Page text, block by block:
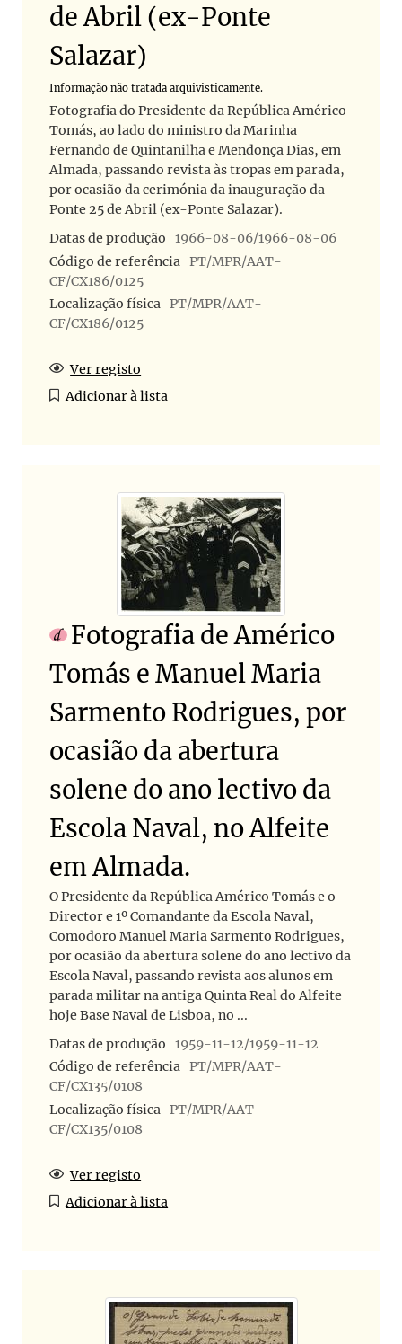
de Abril (ex-Ponte
Salazar)
Informação não tratada arquivisticamente.
Fotografia do Presidente da República Américo
Tomás, ao lado do ministro da Marinha
Fernando de Quintanilha e Mendonça Dias, em
Almada, passando revista às tropas em parada,
por ocasião da cerimónia da inauguração da
Ponte 25 de Abril (ex-Ponte Salazar).
Datas de produção
1966-08-06/1966-08-06
Código de referência PT/MPR/AAT-
CF/CX186/0125
Localização física PT/MPR/AAT-
CF/CX186/0125
Ver registo
Adicionar à lista
Fotografia de Américo
Tomás e Manuel Maria
Sarmento Rodrigues, por
ocasião da abertura
solene do ano lectivo da
Escola Naval, no Alfeite
em Almada.
O Presidente da República Américo Tomás e o
Director e 1º Comandante da Escola Naval,
Comodoro Manuel Maria Sarmento Rodrigues,
por ocasião da abertura solene do ano lectivo da
Escola Naval, passando revista aos alunos em
parada militar na antiga Quinta Real do Alfeite
hoje Base Naval de Lisboa, no ...
Datas de produção
1959-11-12/1959-11-12
Código de referência PT/MPR/AAT-
CF/CX135/0108
Localização física PT/MPR/AAT-
CF/CX135/0108
Ver registo
Adicionar à lista